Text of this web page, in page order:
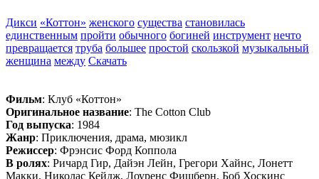
Дикси «Коттон» женского существа становилась
единственным пройти обычного богиней инструмент нечто
превращается труба большее простой скользкой музыкальный
женщина между Скачать
Фильм: Клуб «Коттон»
Оригинальное название: The Cotton Club
Год выпуска: 1984
Жанр: Приключения, драма, мюзикл
Режиссер: Фрэнсис Форд Коппола
В ролях: Ричард Гир, Дайэн Лейн, Грегори Хайнс, Лонетт
Макки, Николас Кейдж, Лоуренс Фишберн, Боб Хоскинс